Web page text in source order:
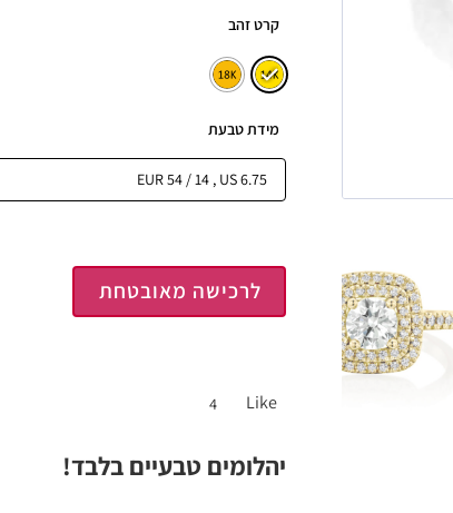
קרט זהב
מידת טבעת
לרכישה מאובטחת
Like
4
יהלומים טבעיים בלבד!